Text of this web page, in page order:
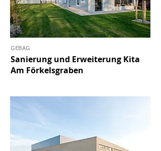
Sanierung und Erweiterung Kita
Am Förkelsgraben
GEBAG